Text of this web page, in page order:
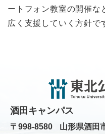
ートフォン教室の開催な
広く支援していく方針で
酒田キャンパス
〒998-8580
山形県酒田